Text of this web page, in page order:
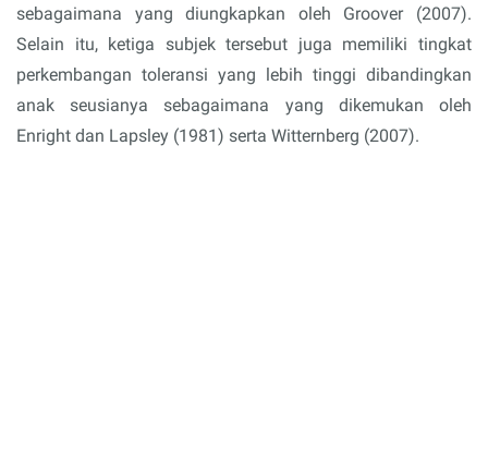
sebagaimana yang diungkapkan oleh Groover (2007).
Selain itu, ketiga subjek tersebut juga memiliki tingkat
perkembangan toleransi yang lebih tinggi dibandingkan
anak seusianya sebagaimana yang dikemukan oleh
Enright dan Lapsley (1981) serta Witternberg (2007).